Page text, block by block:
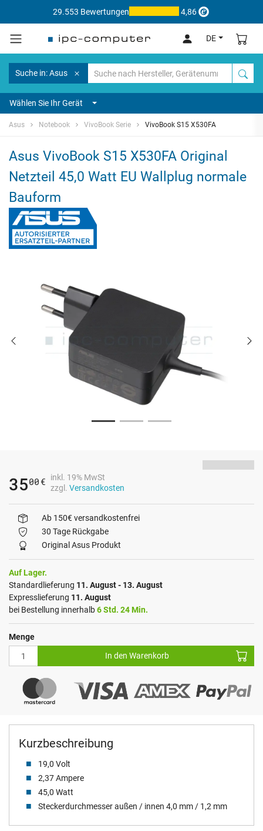
29.553 Bewertungen 4,86
DE
Suche in: Asus
Wählen Sie Ihr Gerät
Asus Notebook VivoBook Serie VivoBook S15 X530FA
Asus VivoBook S15 X530FA Original
Netzteil 45,0 Watt EU Wallplug normale
Bauform
Kurzbeschreibung
19,0 Volt
2,37 Ampere
45,0 Watt
Steckerdurchmesser außen / innen 4,0 mm / 1,2 mm
3500 €
inkl. 19% MwSt
zzgl. Versandkosten
Ab 150€ versandkostenfrei
30 Tage Rückgabe
Original Asus Produkt
Auf Lager.
Standardlieferung 11. August - 13. August
Expresslieferung 11. August
bei Bestellung innerhalb6 Std. 24 Min.
Menge
In den Warenkorb